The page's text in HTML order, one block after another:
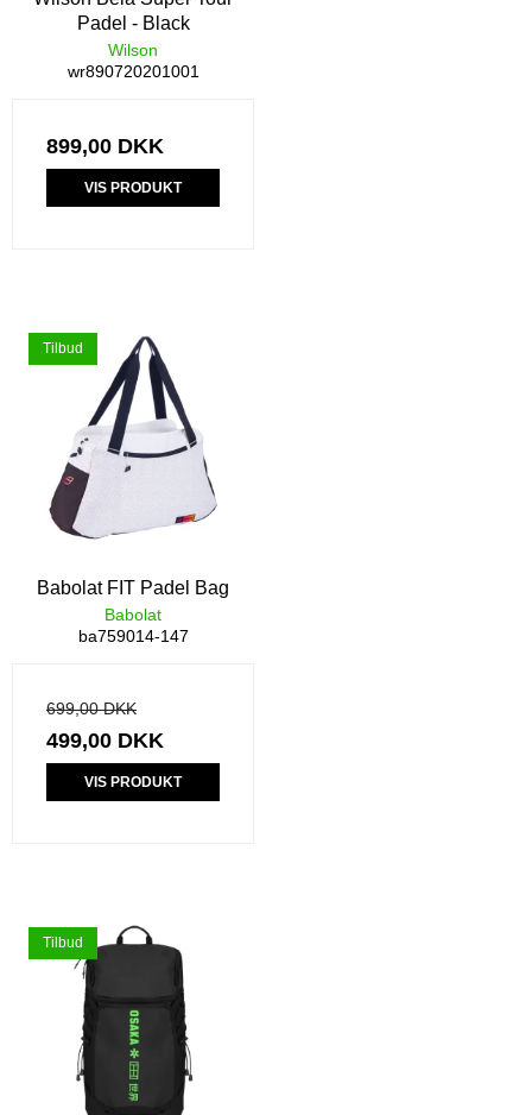
Padel - Black
Wilson
wr890720201001
899,00 DKK
VIS PRODUKT
Tilbud
Babolat FIT Padel Bag
Babolat
ba759014-147
699,00 DKK
499,00 DKK
VIS PRODUKT
Tilbud